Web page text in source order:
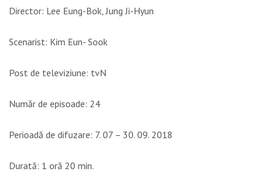
Director: Lee Eung-Bok, Jung Ji-Hyun
Scenarist: Kim Eun- Sook
Post de televiziune: tvN
Număr de episoade: 24
Perioadă de difuzare: 7. 07 – 30. 09. 2018
Durată: 1 oră 20 min.